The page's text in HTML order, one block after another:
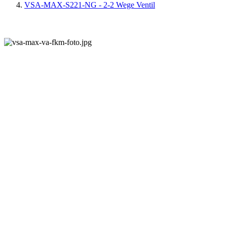
VSA-MAX-S221-NG - 2-2 Wege Ventil